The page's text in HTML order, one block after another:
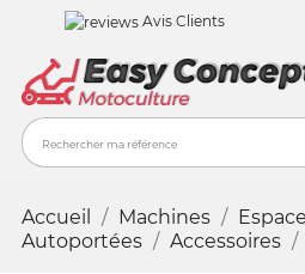
Avis Clients
Accueil Machines
Autoportées
Accessoires